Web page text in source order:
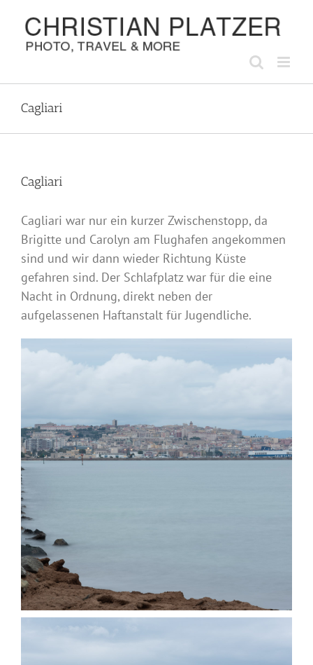
Inhalt
springen
Cagliari
Cagliari
Cagliari war nur ein kurzer Zwischenstopp, da
Brigitte und Carolyn am Flughafen angekommen
sind und wir dann wieder Richtung Küste
gefahren sind. Der Schlafplatz war für die eine
Nacht in Ordnung, direkt neben der
aufgelassenen Haftanstalt für Jugendliche.